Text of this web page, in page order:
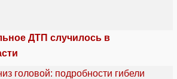
ДТП случилось в